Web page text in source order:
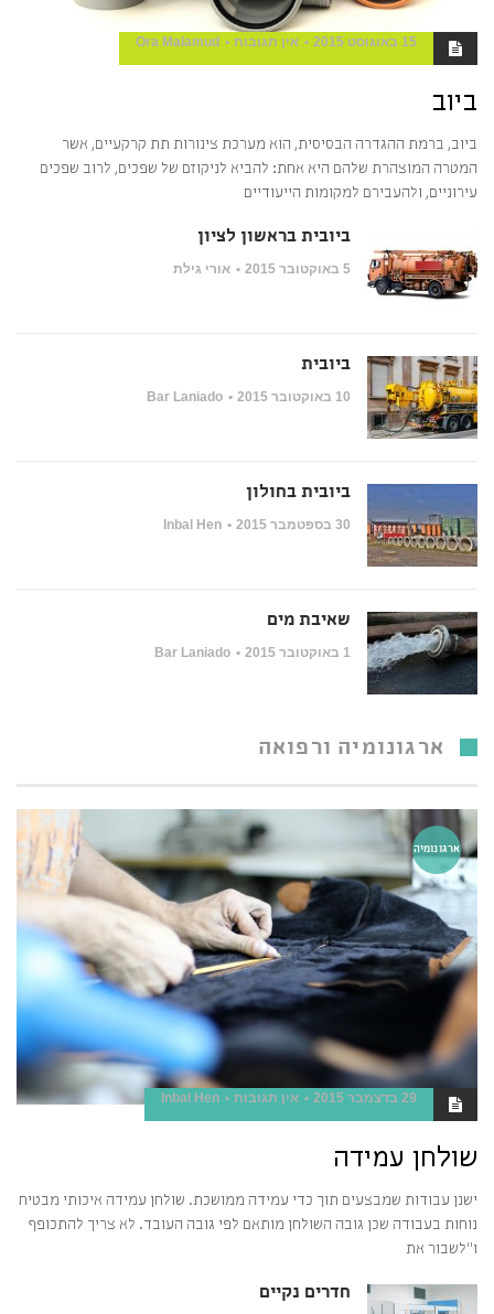
15 באוגוסט 2015 אין תגובות Ora Malamud
ביוב
ביוב, ברמת ההגדרה הבסיסית, הוא מערכת צינורות תת קרקעיים, אשר
המטרה המוצהרת שלהם היא אחת: להביא לניקוזם של שפכים, לרוב שפכים
עירוניים, ולהעבירם למקומות הייעודיים
ביובית בראשון לציון
5 באוקטובר 2015 אורי גילת
ביובית
10 באוקטובר 2015 Bar Laniado
ביובית בחולון
30 בספטמבר 2015 Inbal Hen
שאיבת מים
1 באוקטובר 2015 Bar Laniado
ארגונומיה ורפואה
ארגונומיה
29 בדצמבר 2015 אין תגובות Inbal Hen
שולחן עמידה
ישנן עבודות שמבצעים תוך כדי עמידה ממושכת. שולחן עמידה איכותי מבטיח
נוחות בעבודה שכן גובה השולחן מותאם לפי גובה העובד. לא צריך להתכופף
ו"לשבור את
חדרים נקיים